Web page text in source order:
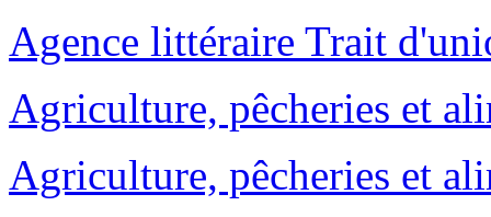
Agence littéraire Trait
Agriculture, pêcheries et
Agriculture, pêcheries et